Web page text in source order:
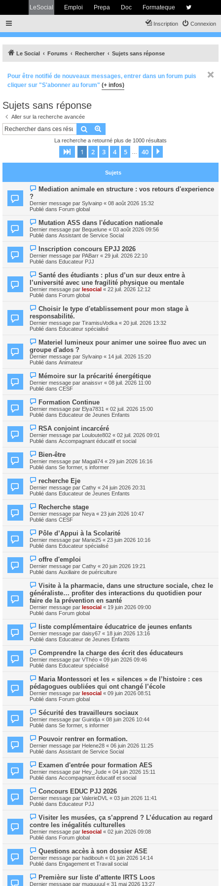
LeSocial Emploi Prepa Doc Formateque
Connexion
Inscription
Le Social Forums Rechercher Sujets sans réponse
Pour être notifié de nouveaux messages, entrer dans un forum puis
cliquer sur "S'abonner au forum" (+ infos)
Sujets sans réponse
Aller sur la recherche avancée
Rechercher
La recherche a retourné plus de 1000 résultats
Page 1sur40
1 2 3 4 5 40
Sujets
N
o
v
e
u
m
e
s
a
g
e
Mediation animale en structure : vos retours d'experience
?
Dernier message par Sylvainp « 08 août 2026 15:32
Publié dans Forum global
N
o
u
v
a
u
m
s
s
a
g
e
Mutation ASS dans l'éducation nationale
Dernier message par Bequelune « 03 août 2026 09:56
Publié dans Assistant de Service Social
N
o
u
v
a
u
m
e
s
a
g
e
Inscription concours EPJJ 2026
Dernier message par PABarr « 29 juil. 2026 22:10
Publié dans Educateur PJJ
N
o
u
v
e
u
m
e
s
s
a
g
e
Santé des étudiants : plus d’un sur deux entre à
l’université avec une fragilité physique ou mentale
Dernier message par lesocial « 22 juil. 2026 12:12
Publié dans Forum global
N
o
u
v
e
u
m
e
s
s
a
g
e
Choisir le type d'etablissement pour mon stage à
responsabilité.
Dernier message par TiramisuVodka « 20 juil. 2026 13:32
Publié dans Educateur spécialisé
N
o
u
v
e
u
m
e
s
a
g
e
Materiel lumineux pour animer une soiree fluo avec un
groupe d'ados ?
Dernier message par Sylvainp « 14 juil. 2026 15:20
Publié dans Animateur
N
o
u
v
a
u
m
s
s
a
e
Mémoire sur la précarité énergétique
Dernier message par anaissvr « 08 juil. 2026 11:00
Publié dans CESF
N
o
u
v
a
u
m
s
s
a
Formation Continue
Dernier message par Elya7831 « 02 juil. 2026 15:00
Publié dans Educateur de Jeunes Enfants
N
o
u
v
a
u
m
s
s
a
e
RSA conjoint incarcéré
Dernier message par Louloute802 « 02 juil. 2026 09:01
Publié dans Accompagnant éducatif et social
N
o
u
v
a
u
m
s
s
a
e
Bien-être
Dernier message par Magali74 « 29 juin 2026 16:16
Publié dans Se former, s informer
N
o
u
v
a
u
m
s
s
a
recherche Eje
Dernier message par Cathy « 24 juin 2026 20:31
Publié dans Educateur de Jeunes Enfants
N
o
u
v
a
u
m
s
s
a
e
Recherche stage
Dernier message par Neya « 23 juin 2026 10:47
Publié dans CESF
N
o
u
v
a
u
m
s
s
a
g
e
Pôle d’Appui à la Scolarité
Dernier message par Marie25 « 23 juin 2026 10:16
Publié dans Educateur spécialisé
N
o
u
v
a
u
m
e
s
s
a
g
e
offre d'emploi
Dernier message par Cathy « 20 juin 2026 19:21
Publié dans Auxiliaire de puériculture
N
u
v
e
a
m
e
s
s
a
g
e
Visite à la pharmacie, dans une structure sociale, chez le
généraliste… profiter des interactions du quotidien pour
faire de la prévention en santé
Dernier message par lesocial « 19 juin 2026 09:00
Publié dans Forum global
N
o
u
v
a
u
m
s
s
a
g
e
liste complémentaire éducatrice de jeunes enfants
Dernier message par daisy67 « 18 juin 2026 13:16
Publié dans Educateur de Jeunes Enfants
N
o
u
v
a
u
m
e
s
a
g
e
Comprendre la charge des écrit des éducateurs
Dernier message par VThéo « 09 juin 2026 09:46
Publié dans Educateur spécialisé
N
o
u
v
e
u
m
e
s
a
g
e
Maria Montessori et les « silences » de l’histoire : ces
pédagogues oubliées qui ont changé l’école
Dernier message par lesocial « 09 juin 2026 08:51
Publié dans Forum global
N
o
u
v
a
u
m
s
s
a
e
Sécurité des travailleurs sociaux
Dernier message par Guiridja « 08 juin 2026 10:44
Publié dans Se former, s informer
N
o
u
v
a
u
m
s
s
a
e
Pouvoir rentrer en formation.
Dernier message par Helene28 « 06 juin 2026 11:25
Publié dans Assistant de Service Social
N
o
u
v
a
u
m
s
s
a
g
e
Examen d'entrée pour formation AES
Dernier message par Hey_Jude « 04 juin 2026 15:11
Publié dans Accompagnant éducatif et social
N
o
u
v
a
u
m
e
s
a
g
e
Concours EDUC PJJ 2026
Dernier message par ValerieDVL « 03 juin 2026 11:41
Publié dans Educateur PJJ
N
u
v
e
u
m
e
s
a
Visiter les musées, ça s’apprend ? L’éducation au regard
contre les inégalités culturelles
Dernier message par lesocial « 02 juin 2026 09:08
Publié dans Forum global
N
o
u
v
a
u
Questions accès à son dossier ASE
Dernier message par hadibouh « 01 juin 2026 14:14
Publié dans Engagement et Travail social
N
o
Première sur liste d’attente IRTS Loos
Dernier message par muguuuul « 31 mai 2026 13:27